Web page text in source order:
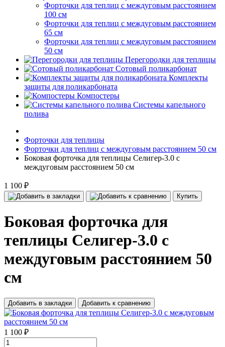
Форточки для теплиц с междуговым расстоянием
100 см
Форточки для теплиц с междуговым расстоянием
65 см
Форточки для теплиц с междуговым расстоянием
50 см
Перегородки для теплицы
Сотовый поликарбонат
Комплекты
защиты для поликарбоната
Компостеры
Системы капельного
полива
Форточки для теплицы
Форточки для теплиц с междуговым расстоянием 50 см
Боковая форточка для теплицы Селигер-3.0 с
междуговым расстоянием 50 см
1 100 ₽
Купить
Боковая форточка для
теплицы Селигер-3.0 с
междуговым расстоянием 50
см
Добавить в закладки Добавить к сравнению
1 100 ₽